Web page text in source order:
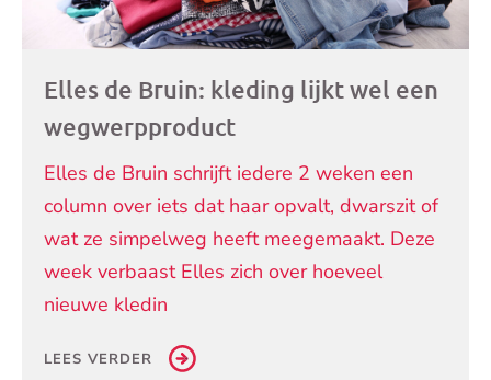
Elles de Bruin: kleding lijkt wel een
wegwerpproduct
Elles de Bruin schrijft iedere 2 weken een
column over iets dat haar opvalt, dwarszit of
wat ze simpelweg heeft meegemaakt. Deze
week verbaast Elles zich over hoeveel
nieuwe kledin
LEES VERDER